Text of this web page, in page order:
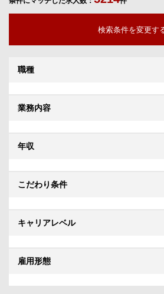
検索条件を変更す
職種
業務内容
年収
こだわり条件
キャリアレベル
雇用形態